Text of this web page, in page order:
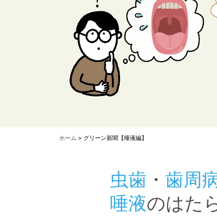
ホーム > グリーン新聞【唾液編】
虫歯 ・ 歯周
唾液のはた